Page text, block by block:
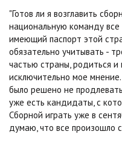
"Готов ли я возглавить
национальную команду
имеющий паспорт этой
обязательно учитывать -
частью страны, родиться и
исключительно мое
было решено не
уже есть кандидаты, с
Сборной играть уже в
думаю, что все произошло